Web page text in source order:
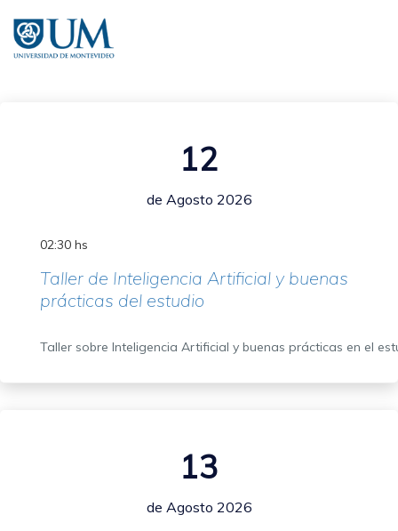
contenido
principal
12
de Agosto 2026
02:30 hs
Taller de Inteligencia Artificial y buenas
prácticas del estudio
Taller sobre Inteligencia Artificial y buenas prácticas en el
13
de Agosto 2026